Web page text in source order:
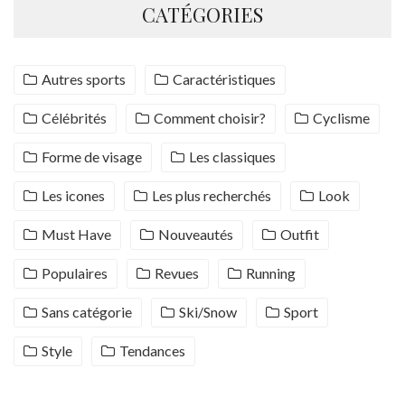
CATÉGORIES
Autres sports Caractéristiques
Célébrités Comment choisir? Cyclisme
Forme de visage Les classiques
Les icones Les plus recherchés Look
Must Have Nouveautés Outfit
Populaires Revues Running
Sans catégorie Ski/Snow Sport
Style Tendances